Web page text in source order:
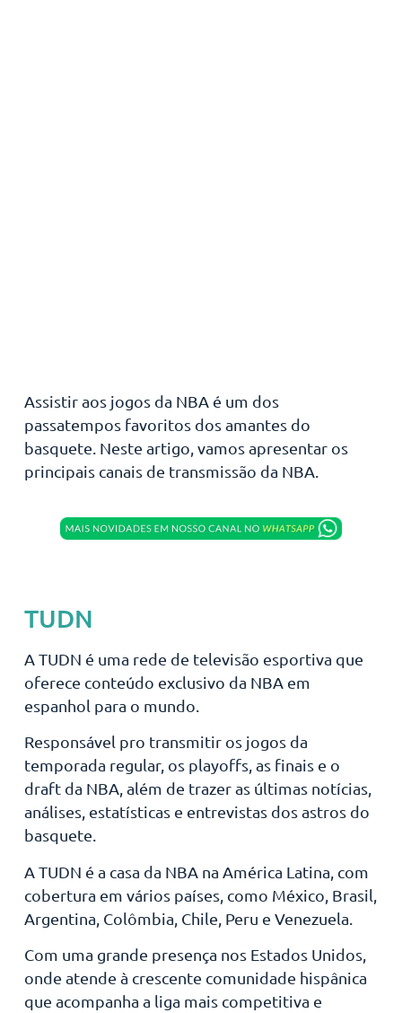
Assistir aos jogos da NBA é um dos
passatempos favoritos dos amantes do
basquete. Neste artigo, vamos apresentar os
principais canais de transmissão da NBA.
TUDN
A TUDN é uma rede de televisão esportiva que
oferece conteúdo exclusivo da NBA em
espanhol para o mundo.
Responsável pro transmitir os jogos da
temporada regular, os playoffs, as finais e o
draft da NBA, além de trazer as últimas notícias,
análises, estatísticas e entrevistas dos astros do
basquete.
A TUDN é a casa da NBA na América Latina, com
cobertura em vários países, como México, Brasil,
Argentina, Colômbia, Chile, Peru e Venezuela.
Com uma grande presença nos Estados Unidos,
onde atende à crescente comunidade hispânica
que acompanha a liga mais competitiva e